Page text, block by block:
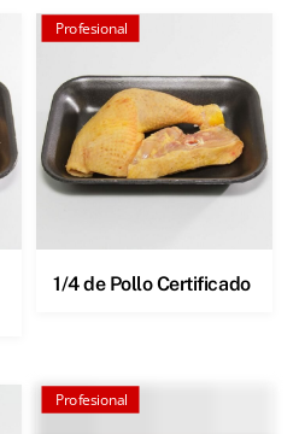
Profesional
1/4 de Pollo Certificado
Profesional